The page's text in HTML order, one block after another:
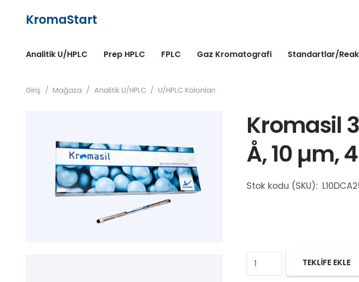
KromaStart
Analitik U/HPLC Prep HPLC FPLC Gaz Kromatografi Standartlar/
Giriş / Mağaza / Analitik U/HPLC / U/HPLC Kolonları
Kromasil
Å, 10 µm,
Stok kodu (SKU):
Kromasil
300
TEKLİFE EKLE